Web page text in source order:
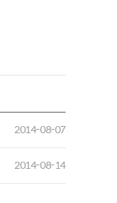
2014-08-07
2014-08-14